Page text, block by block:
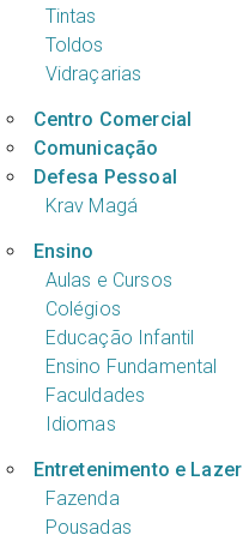
Tintas
Toldos
Vidraçarias
Centro Comercial
Comunicação
Defesa Pessoal
Krav Magá
Ensino
Aulas e Cursos
Colégios
Educação Infantil
Ensino Fundamental
Faculdades
Idiomas
Entretenimento e Lazer
Fazenda
Pousadas